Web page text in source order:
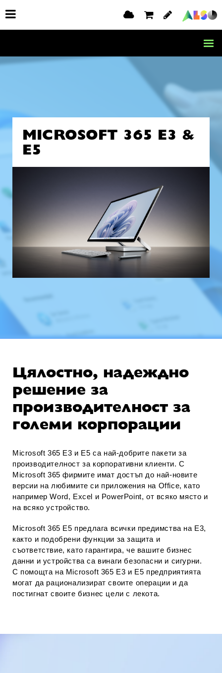
MICROSOFT 365 E3 &
E5
Цялостно, надеждно
решение за
производителност за
големи корпорации
Microsoft 365 E3 и E5 са най-добрите пакети за
производителност за корпоративни клиенти. С
Microsoft 365 фирмите имат достъп до най-новите
версии на любимите си приложения на Office, като
например Word, Excel и PowerPoint, от всяко място и
на всяко устройство.
Microsoft 365 E5 предлага всички предимства на E3,
както и подобрени функции за защита и
съответствие, като гарантира, че вашите бизнес
данни и устройства са винаги безопасни и сигурни.
С помощта на Microsoft 365 E3 и E5 предприятията
могат да рационализират своите операции и да
постигнат своите бизнес цели с лекота.